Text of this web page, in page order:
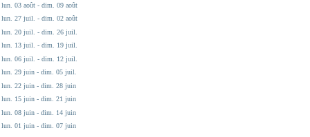
lun. 03 août - dim. 09 août
lun. 27 juil. - dim. 02 août
lun. 20 juil. - dim. 26 juil.
lun. 13 juil. - dim. 19 juil.
lun. 06 juil. - dim. 12 juil.
lun. 29 juin - dim. 05 juil.
lun. 22 juin - dim. 28 juin
lun. 15 juin - dim. 21 juin
lun. 08 juin - dim. 14 juin
lun. 01 juin - dim. 07 juin